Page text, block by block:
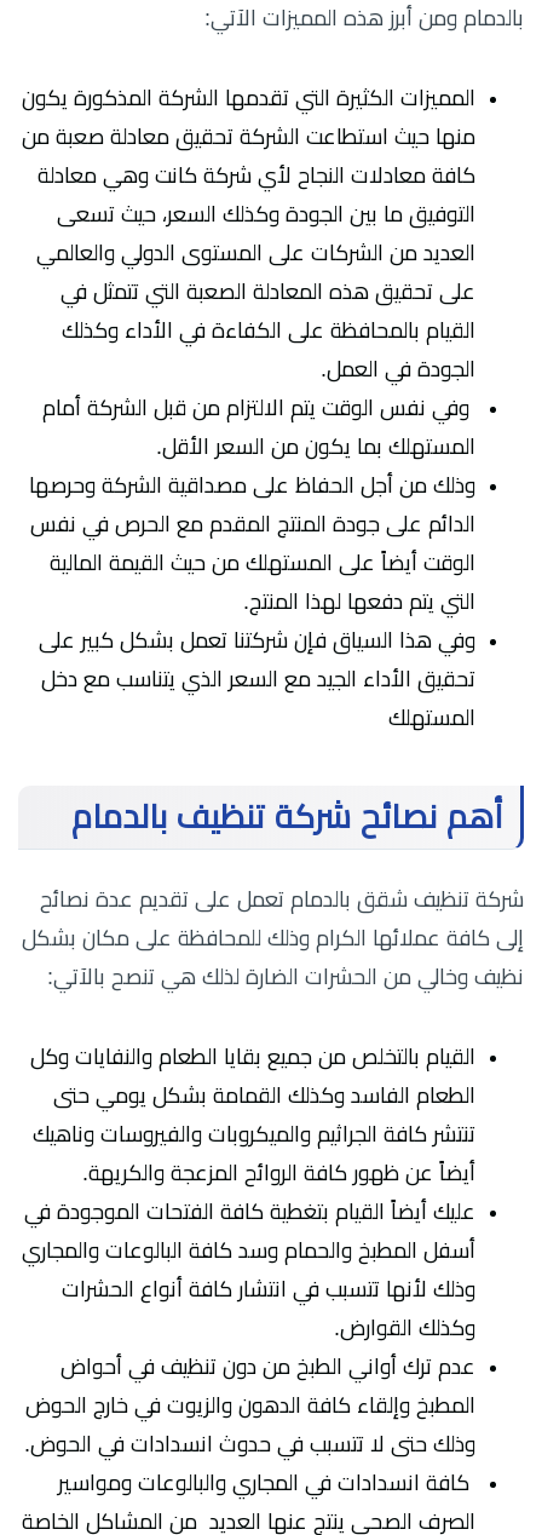
بالدمام ومن أبرز هذه المميزات الآتي:
المميزات الكثيرة التي تقدمها الشركة المذكورة يكون
منها حيث استطاعت الشركة تحقيق معادلة صعبة من
كافة معادلات النجاح لأي شركة كانت وهي معادلة
التوفيق ما بين الجودة وكذلك السعر، حيث تسعى
العديد من الشركات على المستوى الدولي والعالمي
على تحقيق هذه المعادلة الصعبة التي تتمثل في
القيام بالمحافظة على الكفاءة في الأداء وكذلك
الجودة في العمل.
وفي نفس الوقت يتم الالتزام من قبل الشركة أمام
المستهلك بما يكون من السعر الأقل.
وذلك من أجل الحفاظ على مصداقية الشركة وحرصها
الدائم على جودة المنتج المقدم مع الحرص في نفس
الوقت أيضاً على المستهلك من حيث القيمة المالية
التي يتم دفعها لهذا المنتج.
وفي هذا السياق فإن شركتنا تعمل بشكل كبير على
تحقيق الأداء الجيد مع السعر الذي يتناسب مع دخل
المستهلك
أهم نصائح شركة تنظيف بالدمام
شركة تنظيف شقق بالدمام تعمل على تقديم عدة نصائح
إلى كافة عملائها الكرام وذلك للمحافظة على مكان بشكل
نظيف وخالي من الحشرات الضارة لذلك هي تنصح بالآتي:
القيام بالتخلص من جميع بقايا الطعام والنفايات وكل
الطعام الفاسد وكذلك القمامة بشكل يومي حتى
تنتشر كافة الجراثيم والميكروبات والفيروسات وناهيك
أيضاً عن ظهور كافة الروائح المزعجة والكريهة.
عليك أيضاً القيام بتغطية كافة الفتحات الموجودة في
أسفل المطبخ والحمام وسد كافة البالوعات والمجاري
وذلك لأنها تتسبب في انتشار كافة أنواع الحشرات
وكذلك القوارض.
عدم ترك أواني الطبخ من دون تنظيف في أحواض
المطبخ وإلقاء كافة الدهون والزيوت في خارج الحوض
وذلك حتى لا تتسبب في حدوث انسدادات في الحوض.
كافة انسدادات في المجاري والبالوعات ومواسير
الصرف الصحي ينتج عنها العديد من المشاكل الخاصة